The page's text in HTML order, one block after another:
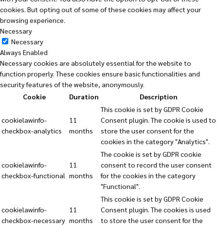
cookies. But opting out of some of these cookies may affect your
browsing experience.
Necessary
Necessary
Always Enabled
Necessary cookies are absolutely essential for the website to
function properly. These cookies ensure basic functionalities and
security features of the website, anonymously.
Cookie
Duration Description
cookielawinfo-
checkbox-analytics
11
months
This cookie is set by GDPR Cookie
Consent plugin. The cookie is used to
store the user consent for the
cookies in the category "Analytics".
cookielawinfo-
checkbox-functional
11
months
The cookie is set by GDPR cookie
consent to record the user consent
for the cookies in the category
"Functional".
cookielawinfo-
checkbox-necessary
11
months
This cookie is set by GDPR Cookie
Consent plugin. The cookies is used
to store the user consent for the